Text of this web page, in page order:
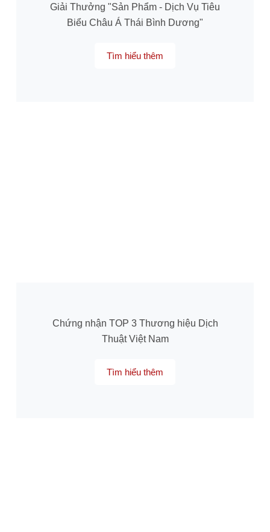
Giải Thưởng "Sản Phẩm - Dịch Vụ Tiêu
Biểu Châu Á Thái Bình Dương"
Tìm hiểu thêm
Chứng nhận TOP 3 Thương hiệu Dịch
Thuật Việt Nam
Tìm hiểu thêm